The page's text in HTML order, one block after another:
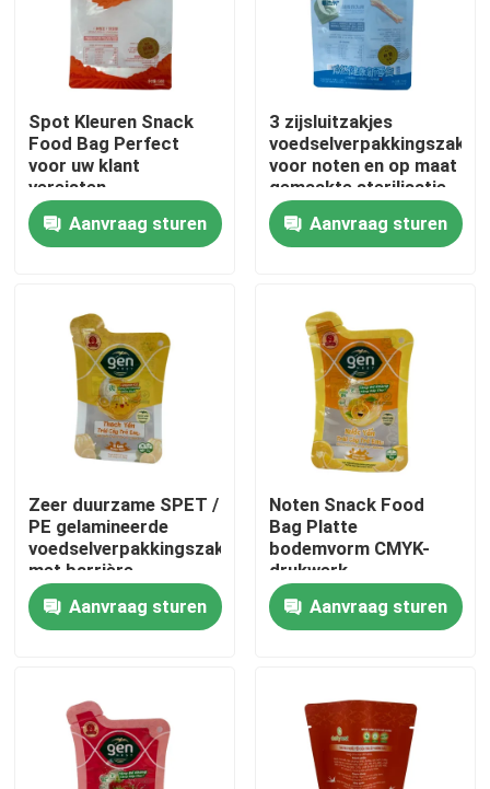
Huis
Producten
Fabrieksreis
Kwaliteitscontrole
Contacteer ons
Nieuws
Voedsel Verpakkingszakken
Uitloop verpakkingstas
Spot Kleuren Snack
Food Bag Perfect
voor uw klant
vereisten
Aanvraag sturen
3 zijsluitzakjes
voedselverpakkingszakjes
voor noten en op maat
gemaakte sterilisatie
in de industrie
Aanvraag sturen
Zeer duurzame SPET /
PE gelamineerde
voedselverpakkingszak
met barrière
Aanvraag sturen
Noten Snack Food
Bag Platte
bodemvorm CMYK-
drukwerk
Aanvraag sturen